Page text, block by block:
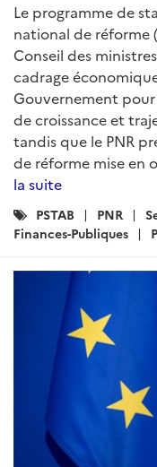
Le programme de
national de réforme
Conseil des
cadrage
Gouvernement
de croissance et
tandis que le PNR
de réforme mise en
la suite
Catégories
:
PSTAB PNR
Finances-Publiques